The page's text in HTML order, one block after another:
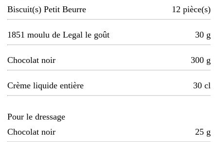
Biscuit(s) Petit Beurre
12 pièce(s)
1851 moulu de Legal le goût 30 g
Chocolat noir 300 g
Crème liquide entière 30 cl
Pour le dressage
Chocolat noir
25 g